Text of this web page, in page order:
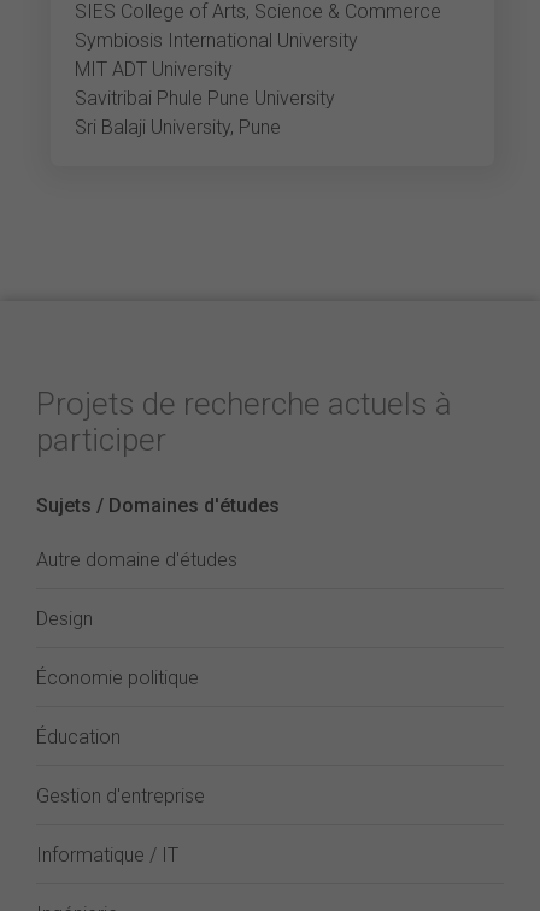
SIES College of Arts, Science & Commerce
Symbiosis International University
MIT ADT University
Savitribai Phule Pune University
Sri Balaji University, Pune
Projets de recherche actuels à
participer
Sujets / Domaines d'études
Autre domaine d'études
Design
Économie politique
Éducation
Gestion d'entreprise
Informatique / IT